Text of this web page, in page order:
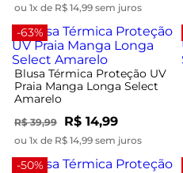
ou 1x de R$ 14,99 sem juros
-63%
Blusa Térmica Proteção UV
Praia Manga Longa Select
Amarelo
R$ 39,99 R$ 14,99
ou 1x de R$ 14,99 sem juros
-50%